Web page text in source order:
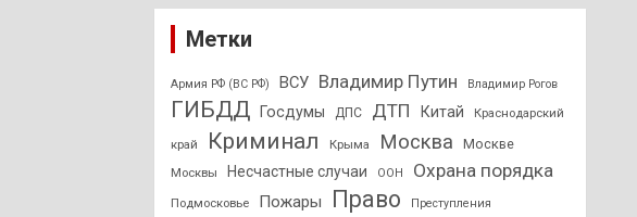
Метки
Армия РФ (ВС РФ) ВСУ Владимир Путин Владимир Рогов
ГИБДД Госдумы ДПС ДТП Китай Краснодарский
край Криминал Крыма Москва Москве
Москвы Несчастные случаи ООН Охрана порядка
Подмосковье Пожары Право Преступления